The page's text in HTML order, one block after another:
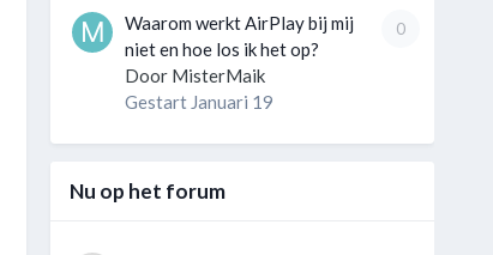
0
Waarom werkt AirPlay bij mij
niet en hoe los ik het op?
Door MisterMaik
Gestart Januari 19
Nu op het forum